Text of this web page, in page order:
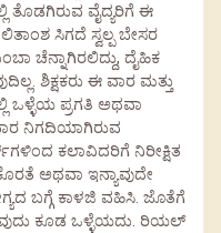
ತೊಡಗಿರುವ ವೈದ್ಯರಿಗೆ ಈ
ಸಿಗದೆ ಸ್ವಲ್ಪ ಬೇಸರ
ಚೆನ್ನಾಗಿರಲಿದ್ದು, ದೈಹಿಕ
ಶಿಕ್ಷಕರು ಈ ವಾರ ಮತ್ತು
ಒಳ್ಳೆಯ ಪ್ರಗತಿ ಅಥವಾ
ನಿಗದಿಯಾಗಿರುವ
ಕಲಾವಿದರಿಗೆ ನಿರೀಕ್ಷಿತ
ಅಥವಾ ಇನ್ಯಾವುದೇ
ಬಗ್ಗೆ ಕಾಳಜಿ ವಹಿಸಿ. ಜೊತೆಗೆ
ಕೂಡ ಒಳ್ಳೆಯದು. ರಿಯಲ್